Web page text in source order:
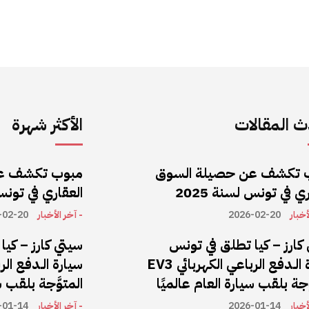
الأكثر شهرة
مبوب تكشف
العقاري في تونس
- آخر الأخبار 20
سيتي كارز –
المتوَّجة بلقب
- آخر الأخبار 14
المقالات
تكشف عن حصيلة السوق
في تونس لسنة 2025
2026-02-20
– كيا تطلق في تونس
سيارة الـدفع الرباعي الكهربائي EV3
بلقب سيارة العام عالميًا
2026-01-14